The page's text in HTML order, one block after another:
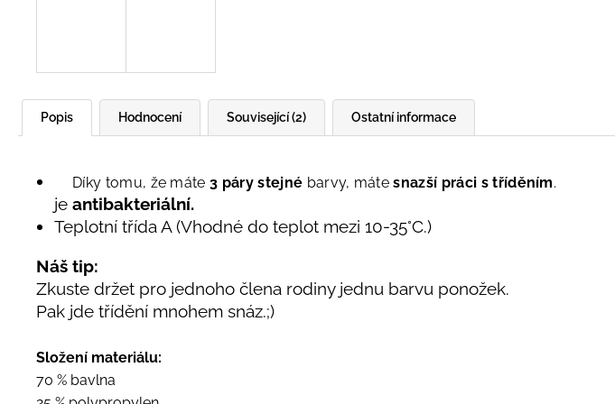
Popis Hodnocení Související (2) Ostatní informace
Díky tomu, že máte3 páry stejné barvy, mátesnazší práci s tříděním.
je antibakteriální.
Teplotní třída A (Vhodné do teplot mezi 10-35°C.)
Náš tip:
Zkuste držet pro jednoho člena rodiny jednu barvu ponožek.
Pak jde třídění mnohem snáz.;)
Složení materiálu:
70 % bavlna